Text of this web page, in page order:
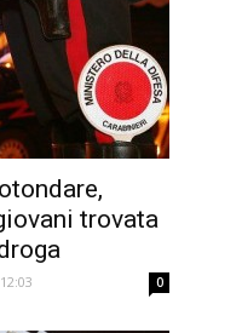
trovata
0